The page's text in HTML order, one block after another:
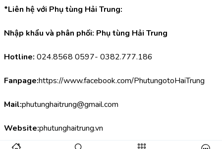
*Liên hệ với Phụ tùng Hải Trung:
Nhập khẩu và phân phối: Phụ tùng Hải Trung
Hotline: 024.8568 0597- 0382.777.186
Fanpage:https://www.facebook.com/PhutungotoHaiTrung
Mail:phutunghaitrung@gmail.com
Website:phutunghaitrung.vn